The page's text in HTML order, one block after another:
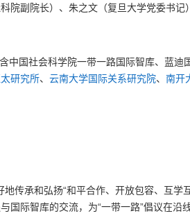
院副院长）、朱之文（复旦大学党委书记
国社会科学院一带一路国际智库、蓝迪
研究所、 云南大学国际关系研究院、 南开
传承和弘扬“和平合作、开放包容、互学
际智库的交流，为“一带一路”倡议在沿